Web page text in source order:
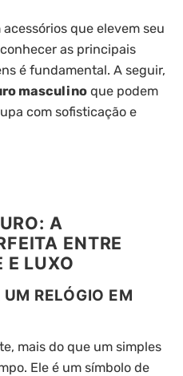
que elevem seu
as principais
é fundamental. A seguir,
masculinoque podem
com sofisticação e
A
ENTRE
E LUXO
RELÓGIO EM
mais do que um simples
Ele é um símbolo de